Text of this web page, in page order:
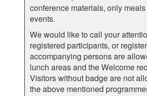
conference materials, only
events.
We would like to call your
registered participants, or
accompanying persons are
lunch areas and the Welcome
Visitors without badge are not
the above mentioned